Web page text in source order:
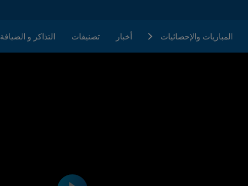
المباريات والإحصائيات أخبار تصنيفات التذاكر و الضيافة